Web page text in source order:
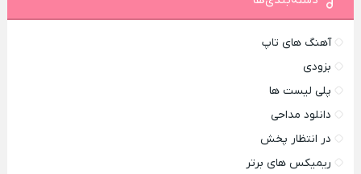
آهنگ های تاپ
بزودی
پلی لیست ها
دانلود مداحی
در انتظار پخش
ریمیکس های برتر